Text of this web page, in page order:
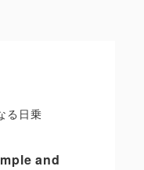
る日乗
and